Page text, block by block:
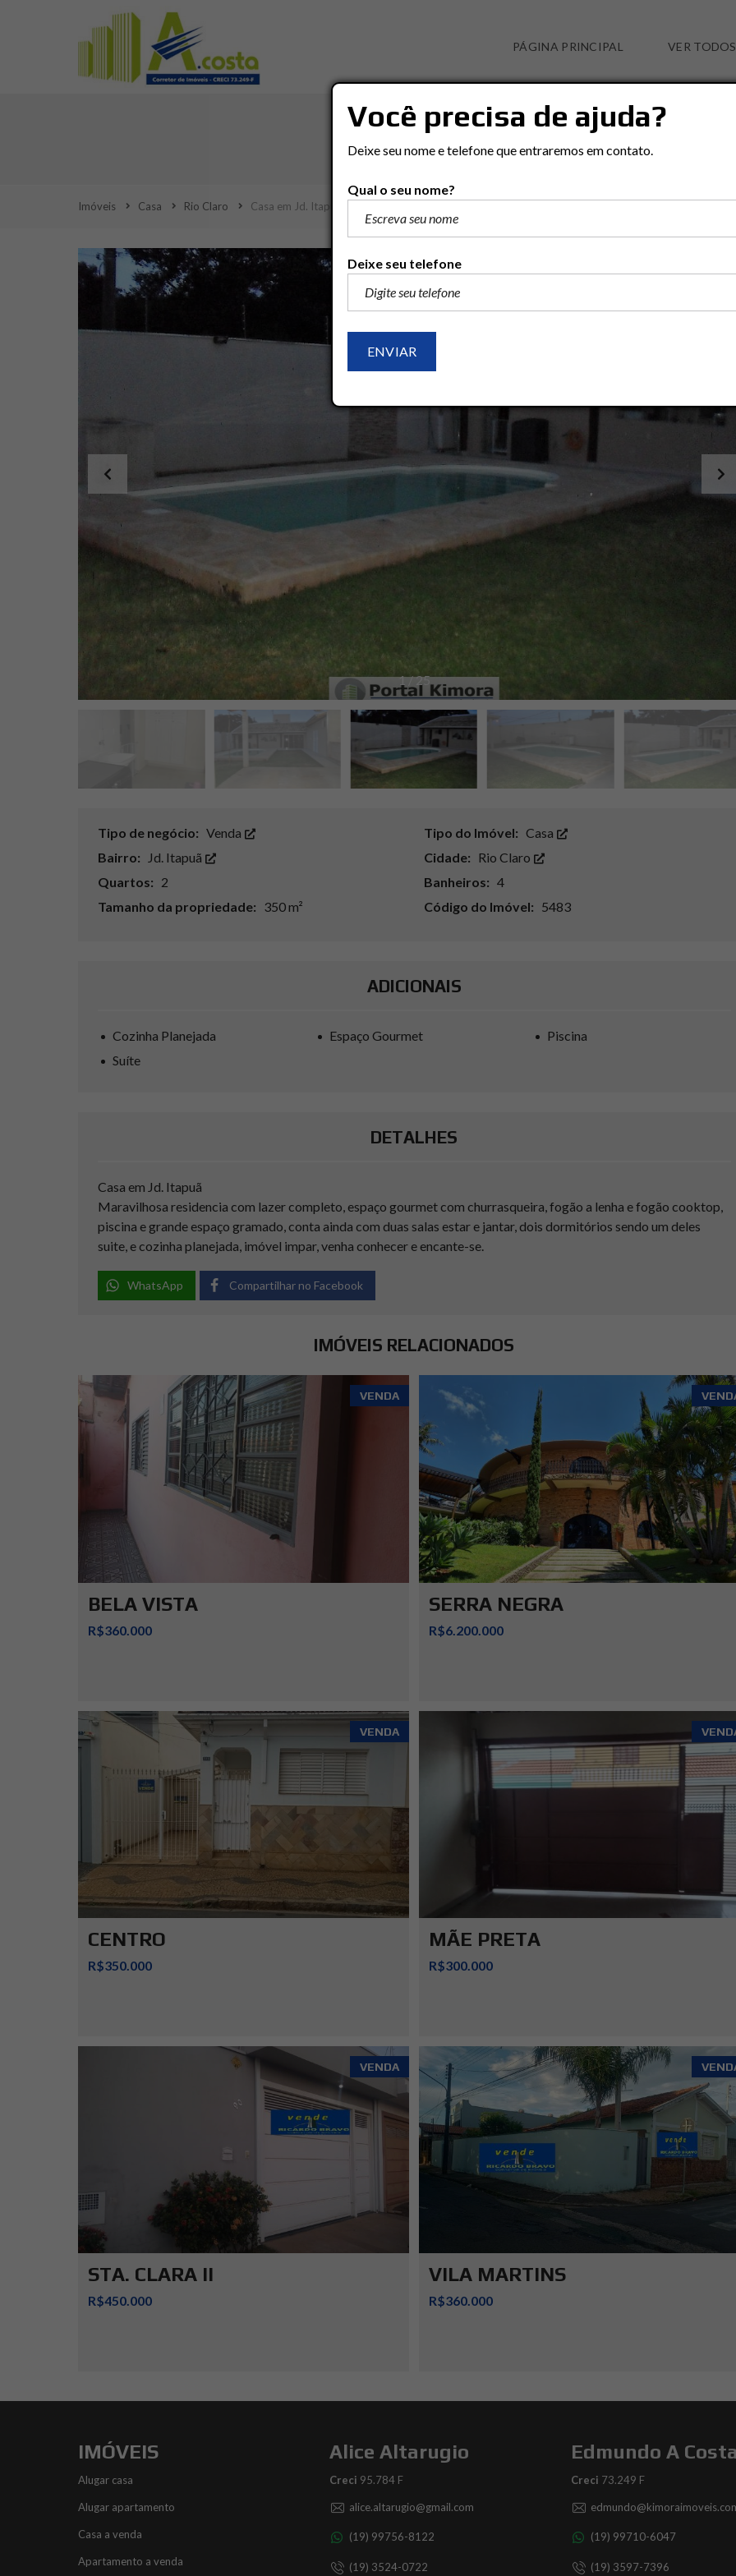
PÁGINA PRINCIPAL VER
CASA EM JD. ITAPUÃ
Imóveis Casa Rio Claro Casa em Jd. Itapuã
1/25
Tipo de negócio: Venda Tipo do Imóvel: Casa
Bairro:
Jd. Itapuã Cidade: Rio Claro
Quartos: 2 Banheiros: 4
Tamanho da propriedade: 350 m² Código do Imóvel: 5483
ADICIONAIS
Cozinha Planejada Espaço Gourmet
Piscina
Suíte
DETALHES
Casa em Jd. Itapuã
Maravilhosa residencia com lazer completo, espaço gourmet com churrasqueira, fogão a lenha e fogão cooktop,
piscina e grande espaço gramado, conta ainda com duas salas estar e jantar, dois dormitórios sendo um deles
suite, e cozinha planejada, imóvel impar, venha conhecer e encante-se.
WhatsApp Compartilhar no Facebook
IMÓVEIS RELACIONADOS
VENDA
BELA VISTA
R$360.000
SERRA NEGRA
R$6.200.000
VENDA
CENTRO
R$350.000
MÃE PRETA
R$300.000
VENDA
STA. CLARA II
R$450.000
VILA MARTINS
R$360.000
IMÓVEIS
Alugar casa
Alugar apartamento
Casa a venda
Apartamento a venda
Alice Altarugio
Creci 95.784 F
alice.altarugio@gmail.com
(19) 99756-8122
(19) 3524-0722
Edmundo A
Creci 73.249 F
(19) 99710-6047
(19) 3597-7396
Você precisa de ajuda?
Deixe seu nome e telefone que entraremos em contato.
Qual o seu nome?
Deixe seu telefone